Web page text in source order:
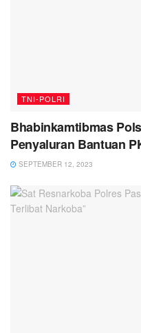
TNI-POLRI
Bhabinkamtibmas
Penyaluran Bantuan
SEPTEMBER 12, 2023